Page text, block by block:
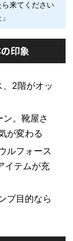
来てください
印象
、2階がオッ
。靴屋さ
が変わる
ルフォース
イテムが充
プ目的なら